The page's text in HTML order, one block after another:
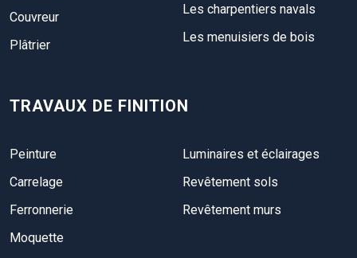
Couvreur
Plâtrier
Les charpentiers navals
Les menuisiers de bois
TRAVAUX DE FINITION
Peinture
Carrelage
Ferronnerie
Moquette
Luminaires et éclairages
Revêtement sols
Revêtement murs